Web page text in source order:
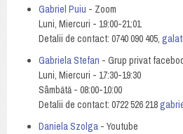
Gabriel Puiu - Zoom
Luni, Miercuri - 19:00-21:01
Detalii de contact: 0740 090 405,
Gabriela Stefan - Grup privat
Luni, Miercuri - 17:30-19:30
Sâmbătă - 08:00-10:00
Detalii de contact: 0722 526 218
Daniela Szolga - Youtube